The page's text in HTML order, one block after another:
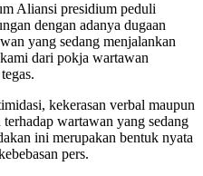
Aliansi presidium peduli
dengan adanya dugaan
yang sedang menjalankan
dari pokja wartawan
kekerasan verbal maupun
wartawan yang sedang
ini merupakan bentuk nyata
pers.